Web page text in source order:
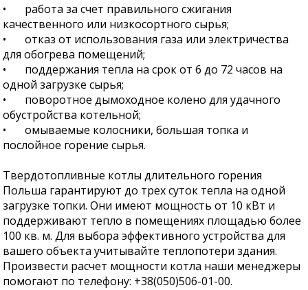
•
работа за счет правильного сжигания
качественного или низкосортного сырья;
•
отказ от использования газа или электричества
для обогрева помещений;
•
поддержания тепла на срок от 6 до 72 часов на
одной загрузке сырья;
•
поворотное дымоходное колено для удачного
обустройства котельной;
•
омываемые колосники, большая топка и
послойное горение сырья.
Твердотопливные котлы длительного горения
Польша гарантируют до трех суток тепла на одной
загрузке топки. Они имеют мощность от 10 кВт и
поддерживают тепло в помещениях площадью более
100 кв. м. Для выбора эффективного устройства для
вашего объекта учитывайте теплопотери здания.
Произвести расчет мощности котла наши менеджеры
помогают по телефону: +38(050)506-01-00.